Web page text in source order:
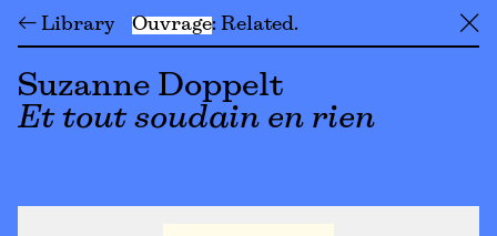
← Library Ouvrage Related ╳
Suzanne Doppelt
Et tout soudain en rien